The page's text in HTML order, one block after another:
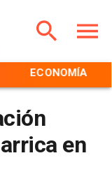
ECONOMÍA
en